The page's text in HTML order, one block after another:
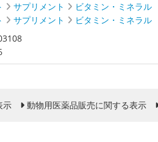
サプリメント
ビタミン・ミネラル
サプリメント
ビタミン・ミネラル
示 動物用医薬品販売に関する表示